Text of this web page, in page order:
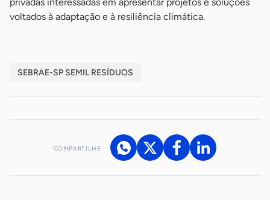
privadas interessadas em apresentar projetos e soluções
voltados à adaptação e à resiliência climática.
SEBRAE-SP SEMIL RESÍDUOS
COMPARTILHE